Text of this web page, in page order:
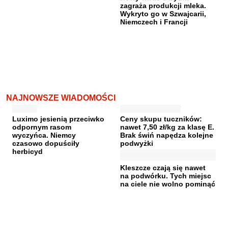
zagraża produkcji mleka.
Wykryto go w Szwajcarii,
Niemczech i Francji
NAJNOWSZE WIADOMOŚCI
Luximo jesienią przeciwko
odpornym rasom
wyczyńca. Niemcy
czasowo dopuściły
herbicyd
Ceny skupu tuczników:
nawet 7,50 zł/kg za klasę E.
Brak świń napędza kolejne
podwyżki
Kleszcze czają się nawet
na podwórku. Tych miejsc
na ciele nie wolno pominąć